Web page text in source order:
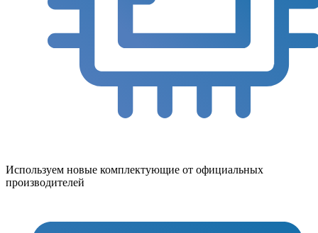
Используем новые комплектующие от официальных
производителей